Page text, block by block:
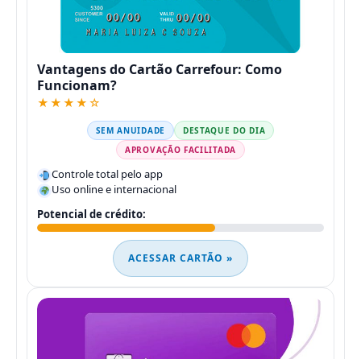
Vantagens do Cartão Carrefour: Como
Funcionam?
★★★★☆
SEM ANUIDADE
DESTAQUE DO DIA
APROVAÇÃO FACILITADA
Controle total pelo app
Uso online e internacional
Potencial de crédito:
ACESSAR CARTÃO »